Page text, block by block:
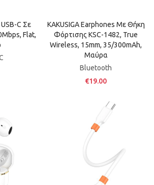
C Σε
Flat,
KAKUSIGA Earphones Με Θήκη
Φόρτισης KSC-1482, True
Wireless, 15mm, 35/300mAh,
Μαύρα
Bluetooth
€19.00